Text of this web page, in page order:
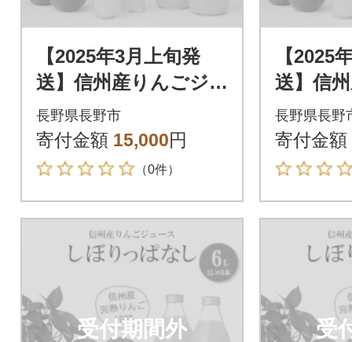
【2025年3月上旬発
送】信州産りんごジ
ュース しぼりっぱ
なし 1,000ml×6本
長野県長野市
寄付金額 15,000円
（0件）
【2025
送】信
ュース
なし
長野県長野
寄付金額
受付期間外 受